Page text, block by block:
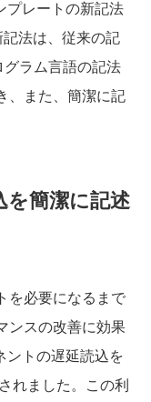
レートの新記法
法は、従来の記
ラム言語の記法
、また、簡潔に記
を簡潔に記述
を必要になるまで
ンスの改善に効果
ントの遅延読込を
れました。この利